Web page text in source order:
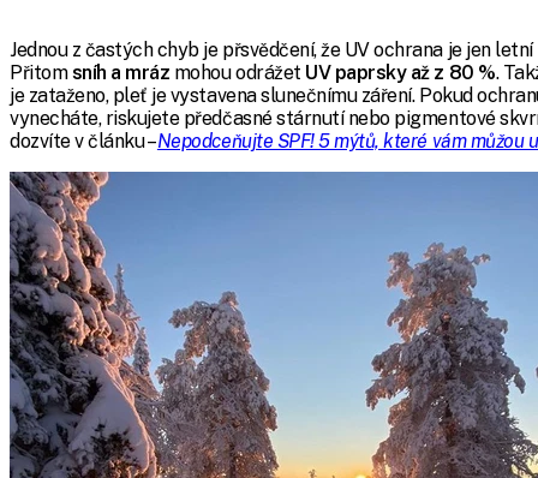
Jednou z častých chyb je přsvědčení, že UV ochrana je jen
Přitomsníh a mráz mohou odrážet UV paprsky až z 80 %.
je zataženo, pleť je vystavena slunečnímu záření. Pokud
vynecháte, riskujete předčasné stárnutí nebo pigmentové
dozvíte v článku –Nepodceňujte SPF! 5 mýtů, které vám můžou